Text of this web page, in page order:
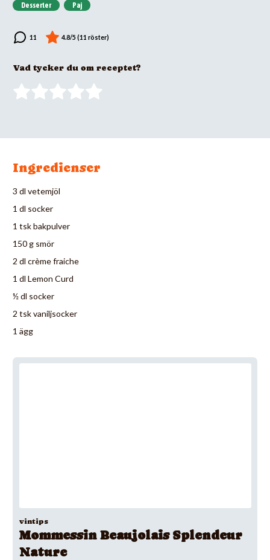
Desserter Paj
Vad tycker du om receptet?
Ingredienser
3 dl vetemjöl
1 dl socker
1 tsk bakpulver
150 g smör
2 dl crème fraiche
1 dl Lemon Curd
½ dl socker
2 tsk vaniljsocker
1 ägg
vintips
Mommessin Beaujolais Splendeur
Nature